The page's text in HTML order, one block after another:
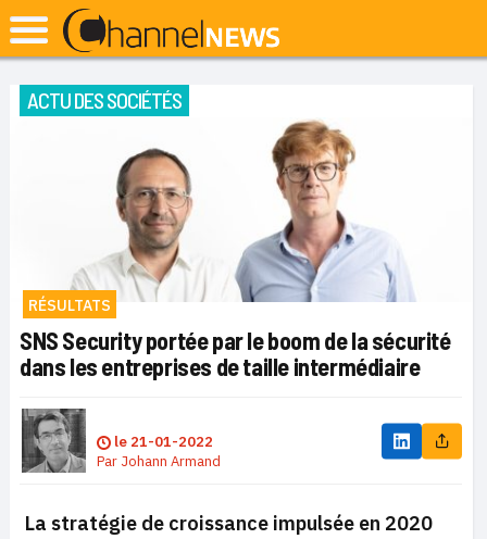
ACTU DES SOCIÉTÉS
RÉSULTATS
SNS Security portée par le boom de la sécurité
dans les entreprises de taille intermédiaire
le 21-01-2022
Par Johann Armand
La stratégie de croissance impulsée en 2020